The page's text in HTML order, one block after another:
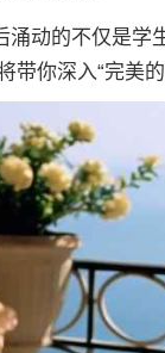
动的不仅是学
带你深入“完美